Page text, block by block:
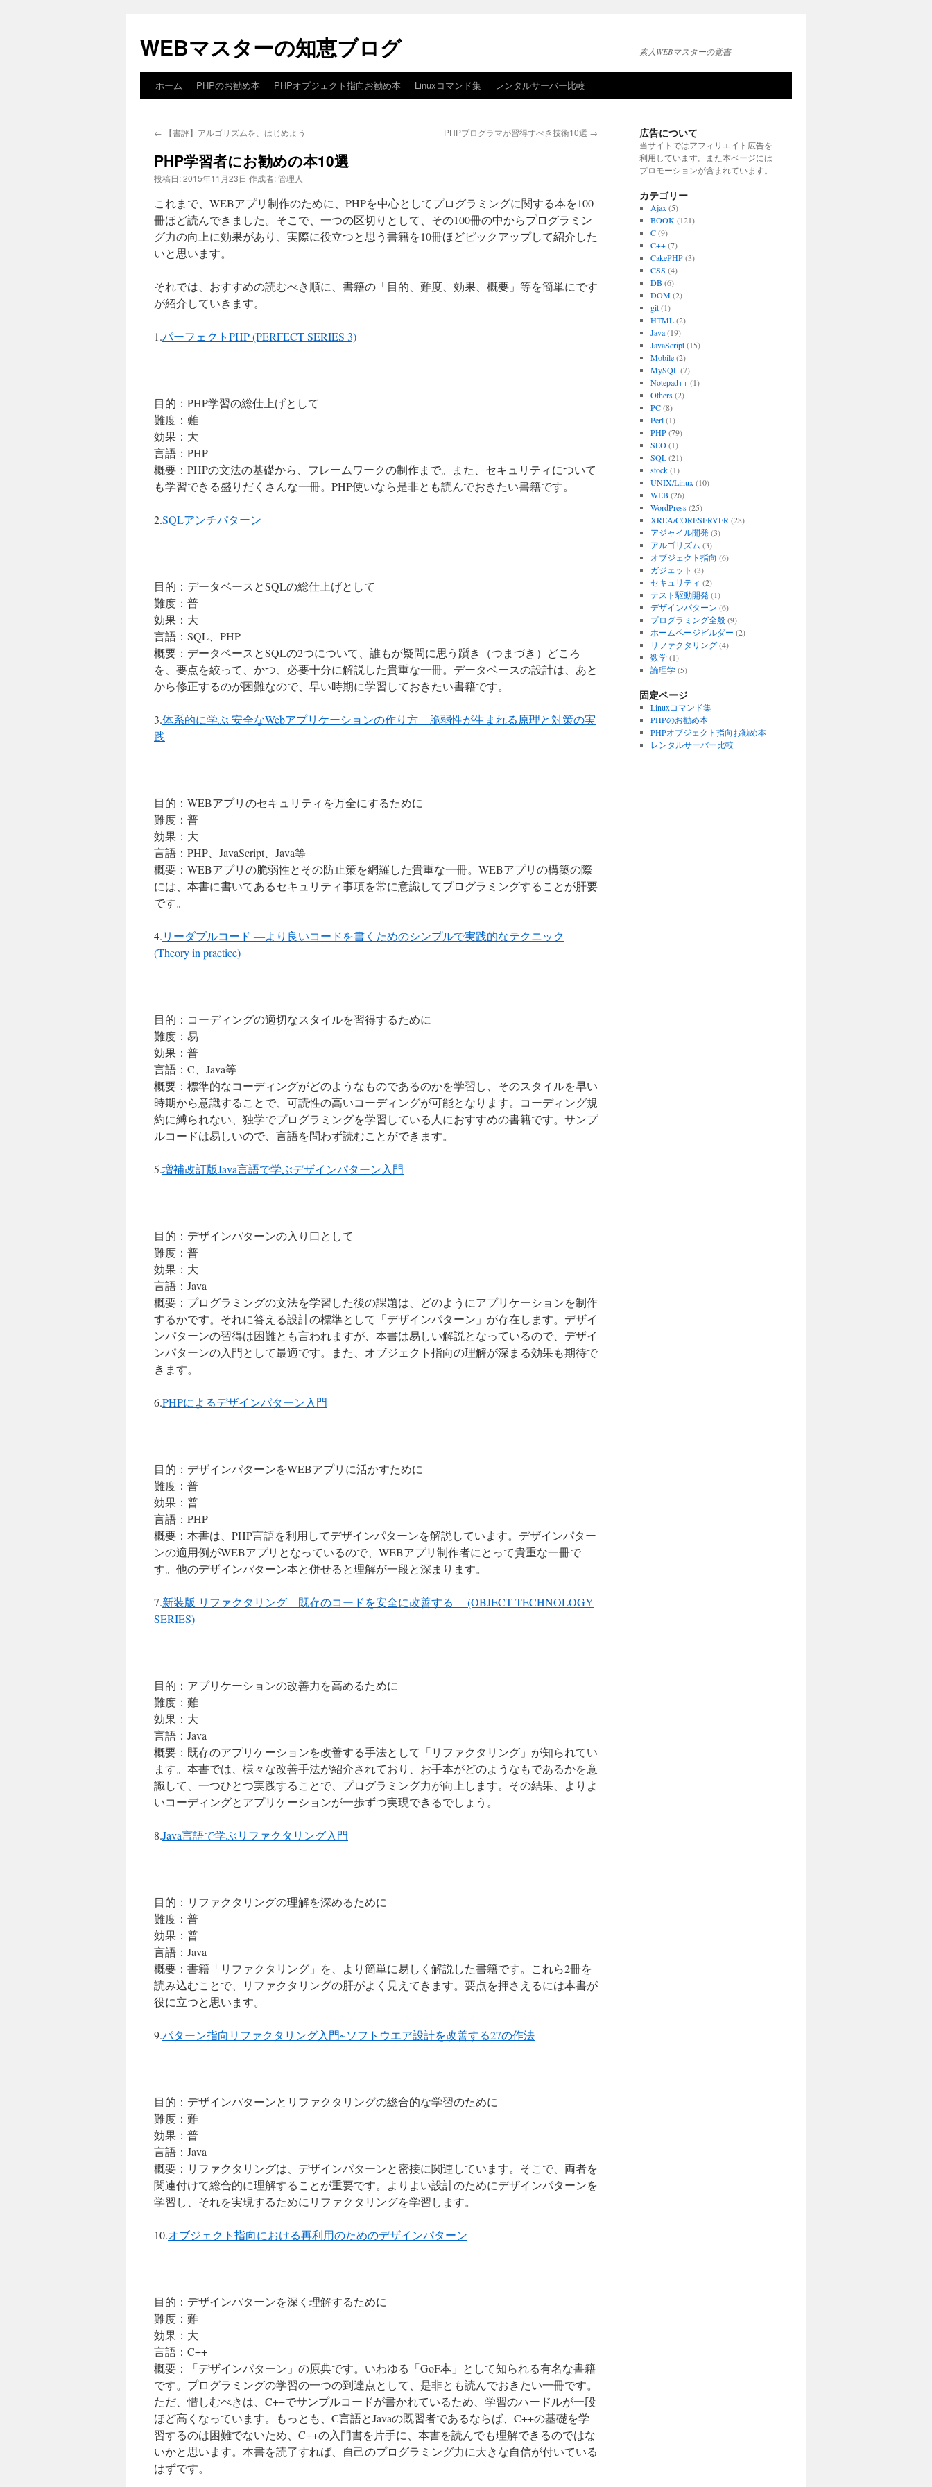
WEBマスターの知恵ブログ 素人WEBマスターの覚書
テ
ン
へ
ホーム PHPのお勧め本 PHPオブジェクト指向お勧め本 Linuxコマンド集 レンタルサーバー比較
← 【書評】アルゴリズムを、はじめよう PHPプログラマが習得すべき技術10選 →
PHP学習者にお勧めの本10選
投稿日:2015年11月23日 作成者:管理人
これまで、WEBアプリ制作のために、PHPを中心としてプログラミングに関する本を100
冊ほど読んできました。そこで、一つの区切りとして、その100冊の中からプログラミン
グ力の向上に効果があり、実際に役立つと思う書籍を10冊ほどピックアップして紹介した
いと思います。
それでは、おすすめの読むべき順に、書籍の「目的、難度、効果、概要」等を簡単にです
が紹介していきます。
1.パーフェクトPHP (PERFECT SERIES 3)
目的：PHP学習の総仕上げとして
難度：難
効果：大
言語：PHP
概要：PHPの文法の基礎から、フレームワークの制作まで。また、セキュリティについて
も学習できる盛りだくさんな一冊。PHP使いなら是非とも読んでおきたい書籍です。
2.SQLアンチパターン
目的：データベースとSQLの総仕上げとして
難度：普
効果：大
言語：SQL、PHP
概要：データベースとSQLの2つについて、誰もが疑問に思う躓き（つまづき）どころ
を、要点を絞って、かつ、必要十分に解説した貴重な一冊。データベースの設計は、あと
から修正するのが困難なので、早い時期に学習しておきたい書籍です。
3.体系的に学ぶ 安全なWebアプリケーションの作り方 脆弱性が生まれる原理と対策の実
践
目的：WEBアプリのセキュリティを万全にするために
難度：普
効果：大
言語：PHP、JavaScript、Java等
概要：WEBアプリの脆弱性とその防止策を網羅した貴重な一冊。WEBアプリの構築の際
には、本書に書いてあるセキュリティ事項を常に意識してプログラミングすることが肝要
です。
4.リーダブルコード ―より良いコードを書くためのシンプルで実践的なテクニック
(Theory in practice)
目的：コーディングの適切なスタイルを習得するために
難度：易
効果：普
言語：C、Java等
概要：標準的なコーディングがどのようなものであるのかを学習し、そのスタイルを早い
時期から意識することで、可読性の高いコーディングが可能となります。コーディング規
約に縛られない、独学でプログラミングを学習している人におすすめの書籍です。サンプ
ルコードは易しいので、言語を問わず読むことができます。
5.増補改訂版Java言語で学ぶデザインパターン入門
目的：デザインパターンの入り口として
難度：普
効果：大
言語：Java
概要：プログラミングの文法を学習した後の課題は、どのようにアプリケーションを制作
するかです。それに答える設計の標準として「デザインパターン」が存在します。デザイ
ンパターンの習得は困難とも言われますが、本書は易しい解説となっているので、デザイ
ンパターンの入門として最適です。また、オブジェクト指向の理解が深まる効果も期待で
きます。
6.PHPによるデザインパターン入門
目的：デザインパターンをWEBアプリに活かすために
難度：普
効果：普
言語：PHP
概要：本書は、PHP言語を利用してデザインパターンを解説しています。デザインパター
ンの適用例がWEBアプリとなっているので、WEBアプリ制作者にとって貴重な一冊で
す。他のデザインパターン本と併せると理解が一段と深まります。
7.新装版 リファクタリング―既存のコードを安全に改善する― (OBJECT TECHNOLOGY
SERIES)
目的：アプリケーションの改善力を高めるために
難度：難
効果：大
言語：Java
概要：既存のアプリケーションを改善する手法として「リファクタリング」が知られてい
ます。本書では、様々な改善手法が紹介されており、お手本がどのようなもであるかを意
識して、一つひとつ実践することで、プログラミング力が向上します。その結果、よりよ
いコーディングとアプリケーションが一歩ずつ実現できるでしょう。
8.Java言語で学ぶリファクタリング入門
目的：リファクタリングの理解を深めるために
難度：普
効果：普
言語：Java
概要：書籍「リファクタリング」を、より簡単に易しく解説した書籍です。これら2冊を
読み込むことで、リファクタリングの肝がよく見えてきます。要点を押さえるには本書が
役に立つと思います。
9.パターン指向リファクタリング入門~ソフトウエア設計を改善する27の作法
目的：デザインパターンとリファクタリングの総合的な学習のために
難度：難
効果：普
言語：Java
概要：リファクタリングは、デザインパターンと密接に関連しています。そこで、両者を
関連付けて総合的に理解することが重要です。よりよい設計のためにデザインパターンを
学習し、それを実現するためにリファクタリングを学習します。
10.オブジェクト指向における再利用のためのデザインパターン
目的：デザインパターンを深く理解するために
難度：難
効果：大
言語：C++
概要：「デザインパターン」の原典です。いわゆる「GoF本」として知られる有名な書籍
です。プログラミングの学習の一つの到達点として、是非とも読んでおきたい一冊です。
ただ、惜しむべきは、C++でサンプルコードが書かれているため、学習のハードルが一段
ほど高くなっています。もっとも、C言語とJavaの既習者であるならば、C++の基礎を学
習するのは困難でないため、C++の入門書を片手に、本書を読んでも理解できるのではな
いかと思います。本書を読了すれば、自己のプログラミング力に大きな自信が付いている
はずです。
広告について
当サイトではアフィリエイト広告を
利用しています。また本ページには
プロモーションが含まれています。
カテゴリー
Ajax (5)
BOOK (121)
C(9)
C++(7)
CakePHP(3)
CSS (4)
DB (6)
DOM(2)
git(1)
HTML(2)
Java(19)
JavaScript(15)
Mobile(2)
MySQL(7)
Notepad++(1)
Others(2)
PC(8)
Perl(1)
PHP(79)
SEO(1)
SQL(21)
stock(1)
UNIX/Linux (10)
WEB (26)
WordPress(25)
XREA/CORESERVER (28)
アジャイル開発(3)
アルゴリズム (3)
オブジェクト指向 (6)
ガジェット (3)
セキュリティ (2)
テスト駆動開発(1)
デザインパターン (6)
プログラミング全般(9)
ホームページビルダー (2)
リファクタリング(4)
数学(1)
論理学(5)
固定ページ
Linuxコマンド集
PHPのお勧め本
PHPオブジェクト指向お勧め本
レンタルサーバー比較